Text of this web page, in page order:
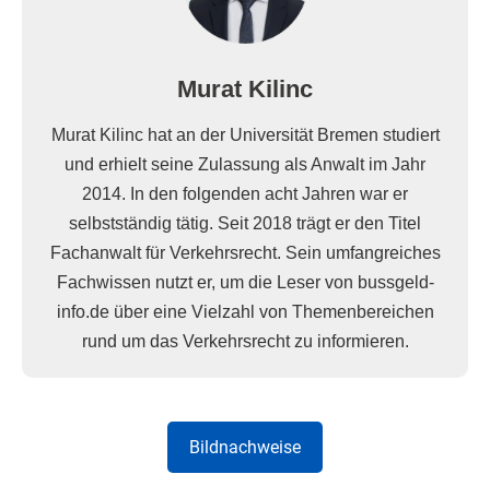
Murat Kilinc
Murat Kilinc hat an der Universität Bremen studiert
und erhielt seine Zulassung als Anwalt im Jahr
2014. In den folgenden acht Jahren war er
selbstständig tätig. Seit 2018 trägt er den Titel
Fachanwalt für Verkehrsrecht. Sein umfangreiches
Fachwissen nutzt er, um die Leser von bussgeld-
info.de über eine Vielzahl von Themenbereichen
rund um das Verkehrsrecht zu informieren.
Bildnachweise